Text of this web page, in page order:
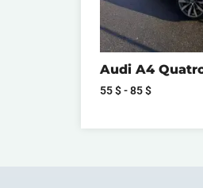
Audi A4
55$-85$